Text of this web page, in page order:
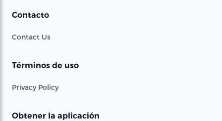
Contacto
Contact Us
Términos de uso
Privacy Policy
Obtener la aplicación